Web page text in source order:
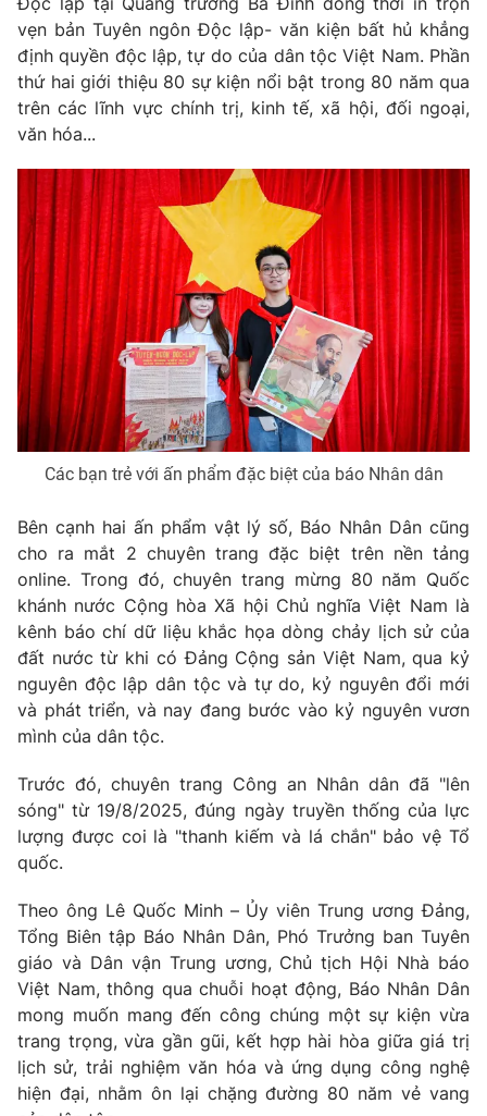
vẹn bản Tuyên ngôn Độc lập- văn kiện bất hủ khẳng
định quyền độc lập, tự do của dân tộc Việt Nam. Phần
thứ hai giới thiệu 80 sự kiện nổi bật trong 80 năm qua
trên các lĩnh vực chính trị, kinh tế, xã hội, đối ngoại,
văn hóa...
Các bạn trẻ với ấn phẩm đặc biệt của báo Nhân dân
Bên cạnh hai ấn phẩm vật lý số, Báo Nhân Dân cũng
cho ra mắt 2 chuyên trang đặc biệt trên nền tảng
online. Trong đó, chuyên trang mừng 80 năm Quốc
khánh nước Cộng hòa Xã hội Chủ nghĩa Việt Nam là
kênh báo chí dữ liệu khắc họa dòng chảy lịch sử của
đất nước từ khi có Đảng Cộng sản Việt Nam, qua kỷ
nguyên độc lập dân tộc và tự do, kỷ nguyên đổi mới
và phát triển, và nay đang bước vào kỷ nguyên vươn
mình của dân tộc.
Trước đó, chuyên trang Công an Nhân dân đã "lên
sóng" từ 19/8/2025, đúng ngày truyền thống của lực
lượng được coi là "thanh kiếm và lá chắn" bảo vệ Tổ
quốc.
Theo ông Lê Quốc Minh – Ủy viên Trung ương Đảng,
Tổng Biên tập Báo Nhân Dân, Phó Trưởng ban Tuyên
giáo và Dân vận Trung ương, Chủ tịch Hội Nhà báo
Việt Nam, thông qua chuỗi hoạt động, Báo Nhân Dân
mong muốn mang đến công chúng một sự kiện vừa
trang trọng, vừa gần gũi, kết hợp hài hòa giữa giá trị
lịch sử, trải nghiệm văn hóa và ứng dụng công nghệ
hiện đại, nhằm ôn lại chặng đường 80 năm vẻ vang